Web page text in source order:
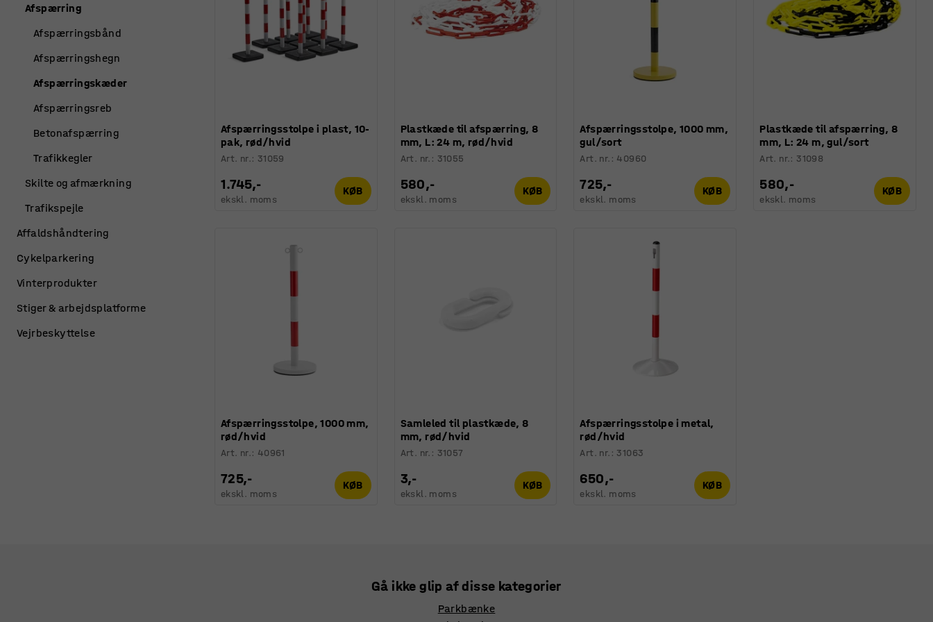
Afspærringsstolpe i plast, 10-
pak, rød/hvid
Art. nr.: 31059
1.745,-
ekskl. moms
KØB
Plastkæde til afspærring, 8
mm, L: 24 m, rød/hvid
Art. nr. : 31055
580,-
ekskl. moms
KØB
Afspærringsstolpe, 1000 mm,
gul/sort
Art. nr. : 40960
725,-
ekskl. moms
KØB
Plastkæde til afspærring, 8
mm, L: 24 m, gul/sort
Art. nr.: 31098
580,-
ekskl. moms
KØB
Afspærringsstolpe, 1000 mm,
rød/hvid
Art. nr.: 40961
725,-
ekskl. moms
KØB
Samleled til plastkæde, 8
mm, rød/hvid
Art. nr. : 31057
3,-
ekskl. moms
KØB
Afspærringsstolpe i metal,
rød/hvid
Art. nr. : 31063
650,-
ekskl. moms
KØB
Afspærring
Afspærringsbånd
Afspærringshegn
Afspærringskæder
Afspærringsreb
Betonafspærring
Trafikkegler
Skilte og afmærkning
Trafikspejle
Affaldshåndtering
Cykelparkering
Vinterprodukter
Stiger & arbejdsplatforme
Vejrbeskyttelse
Gå ikke glip af disse kategorier
Parkbænke